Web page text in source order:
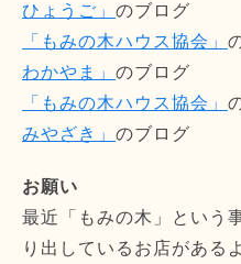
ひょうご」 のブログ
「もみの木ハウス協会」
わかやま」 のブログ
「もみの木ハウス協会」
みやざき」 のブログ
お願い
最近「もみの木」という
り出しているお店がある